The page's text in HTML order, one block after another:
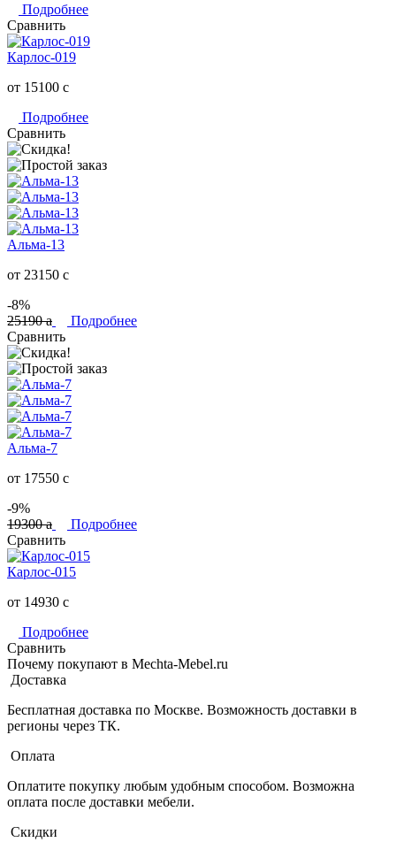
Подробнее
Сравнить
Карлос-019
от 15100 c
Подробнее
Сравнить
Альма-13
от 23150 c
-8%
25190a
Подробнее
Сравнить
Альма-7
от 17550 c
-9%
19300a
Подробнее
Сравнить
Карлос-015
от 14930 c
Подробнее
Сравнить
Почему покупают в Mechta-Mebel.ru
Доставка
Бесплатная доставка по Москве. Возможность доставки в
регионы через ТК.
Оплата
Оплатите покупку любым удобным способом. Возможна
оплата после доставки мебели.
Скидки